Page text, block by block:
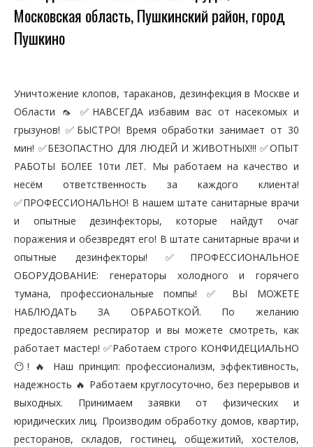
Московская область, Пушкинский район, город
Пушкино
Уничтожение клопов, тараканов, дезинфекция в Москве и
Области 🦟 ✅НАВСЕГДА избавим вас от насекомых и
грызунов! ✅БЫСТРО! Время обработки занимает от 30
мин! ✅БЕЗОПАСТНО ДЛЯ ЛЮДЕЙ И ЖИВОТНЫХ!!! ✅ОПЫТ
РАБОТЫ БОЛЕЕ 10ти ЛЕТ. Мы работаем на качество и
несём ответственность за каждого клиента!
✅ПРОФЕССИОНАЛЬНО! В нашем штате санитарные врачи
и опытные дезинфекторы, которые найдут очаг
поражения и обезвредят его! В штате санитарные врачи и
опытные дезинфекторы! ✅ПРОФЕССИОНАЛЬНОЕ
ОБОРУДОВАНИЕ: генераторы холодного и горячего
тумана, профессиональные помпы! ✅ ВЫ МОЖЕТЕ
НАБЛЮДАТЬ ЗА ОБРАБОТКОЙ. По желанию
предоставляем респиратор и вы можете смотреть, как
работает мастер! ✅Работаем строго КОНФИДЕЦИАЛЬНО
😶! 🔥 Наш принцип: профессионализм, эффективность,
надежность 🔥 Работаем круглосуточно, без перерывов и
выходных. Принимаем заявки от физических и
юридических лиц. Производим обработку домов, квартир,
ресторанов, складов, гостинец, общежитий, хостелов,